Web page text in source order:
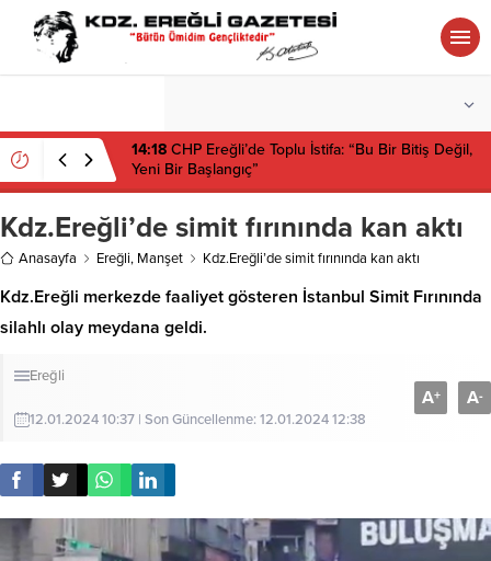
14:18 CHP Ereğli’de Toplu İstifa: “Bu Bir Bitiş Değil,
Yeni Bir Başlangıç”
Kdz.Ereğli’de simit fırınında kan aktı
Anasayfa Ereğli, Manşet Kdz.Ereğli’de simit fırınında kan aktı
Kdz.Ereğli merkezde faaliyet gösteren İstanbul Simit Fırınında
silahlı olay meydana geldi.
Ereğli
12.01.2024 10:37 | Son Güncellenme: 12.01.2024 12:38
A+ A-